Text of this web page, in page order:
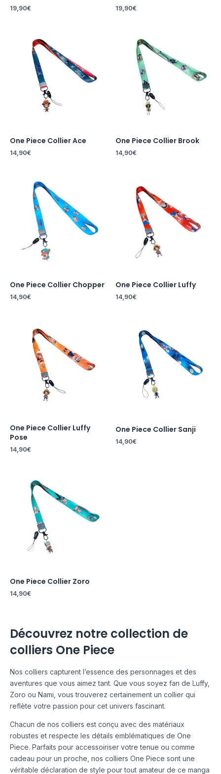
19,90€ 19,90€
One Piece Collier Ace
14,90€
One Piece Collier Brook
14,90€
One Piece Collier Chopper
14,90€
One Piece Collier Luffy
14,90€
One Piece Collier Luffy
Pose
14,90€
One Piece Collier Sanji
14,90€
One Piece Collier Zoro
14,90€
Découvrez notre collection de
colliers One Piece
Nos colliers capturent l’essence des personnages et des
aventures que vous aimez tant. Que vous soyez fan de Luffy,
Zoro ou Nami, vous trouverez certainement un collier qui
reflète votre passion pour cet univers fascinant.
Chacun de nos colliers est conçu avec des matériaux
robustes et respecte les détails emblématiques de One
Piece. Parfaits pour accessoiriser votre tenue ou comme
cadeau pour un proche, nos colliers One Piece sont une
véritable déclaration de style pour tout amateur de ce manga